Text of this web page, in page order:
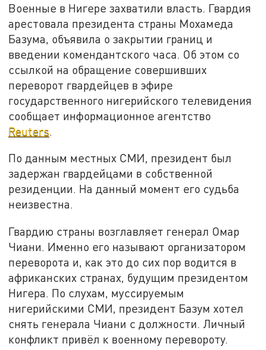
Военные в Нигере захватили власть. Гвардия
арестовала президента страны Мохамеда
Базума, объявила о закрытии границ и
введении комендантского часа. Об этом со
ссылкой на обращение совершивших
переворот гвардейцев в эфире
государственного нигерийского телевидения
сообщает информационное агентство
Reuters.
По данным местных СМИ, президент был
задержан гвардейцами в собственной
резиденции. На данный момент его судьба
неизвестна.
Гвардию страны возглавляет генерал Омар
Чиани. Именно его называют организатором
переворота и, как это до сих пор водится в
африканских странах, будущим президентом
Нигера. По слухам, муссируемым
нигерийскими СМИ, президент Базум хотел
снять генерала Чиани с должности. Личный
конфликт привёл к военному перевороту.